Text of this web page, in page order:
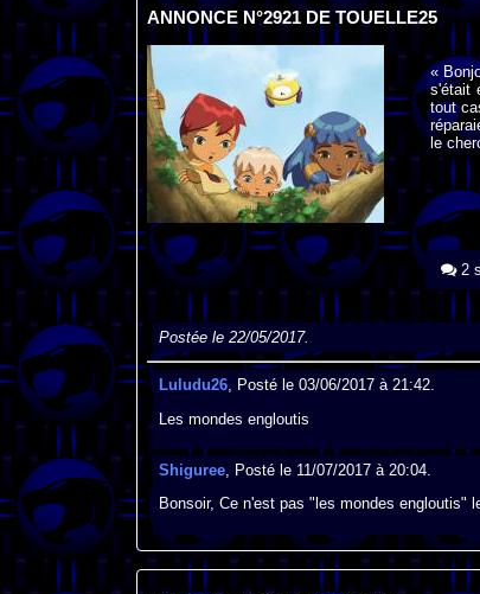
ANNONCE N°2921 DE TOUELLE25
«
s'était
tout
le
2
Postée le 22/05/2017.
Luludu26, Posté le 03/06/2017 à 21:42.
Les mondes engloutis
Shiguree, Posté le 11/07/2017 à 20:04.
Bonsoir, Ce n'est pas "les mondes engloutis"